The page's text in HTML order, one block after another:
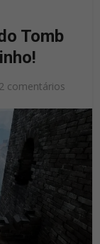
Tomb
2 comentários